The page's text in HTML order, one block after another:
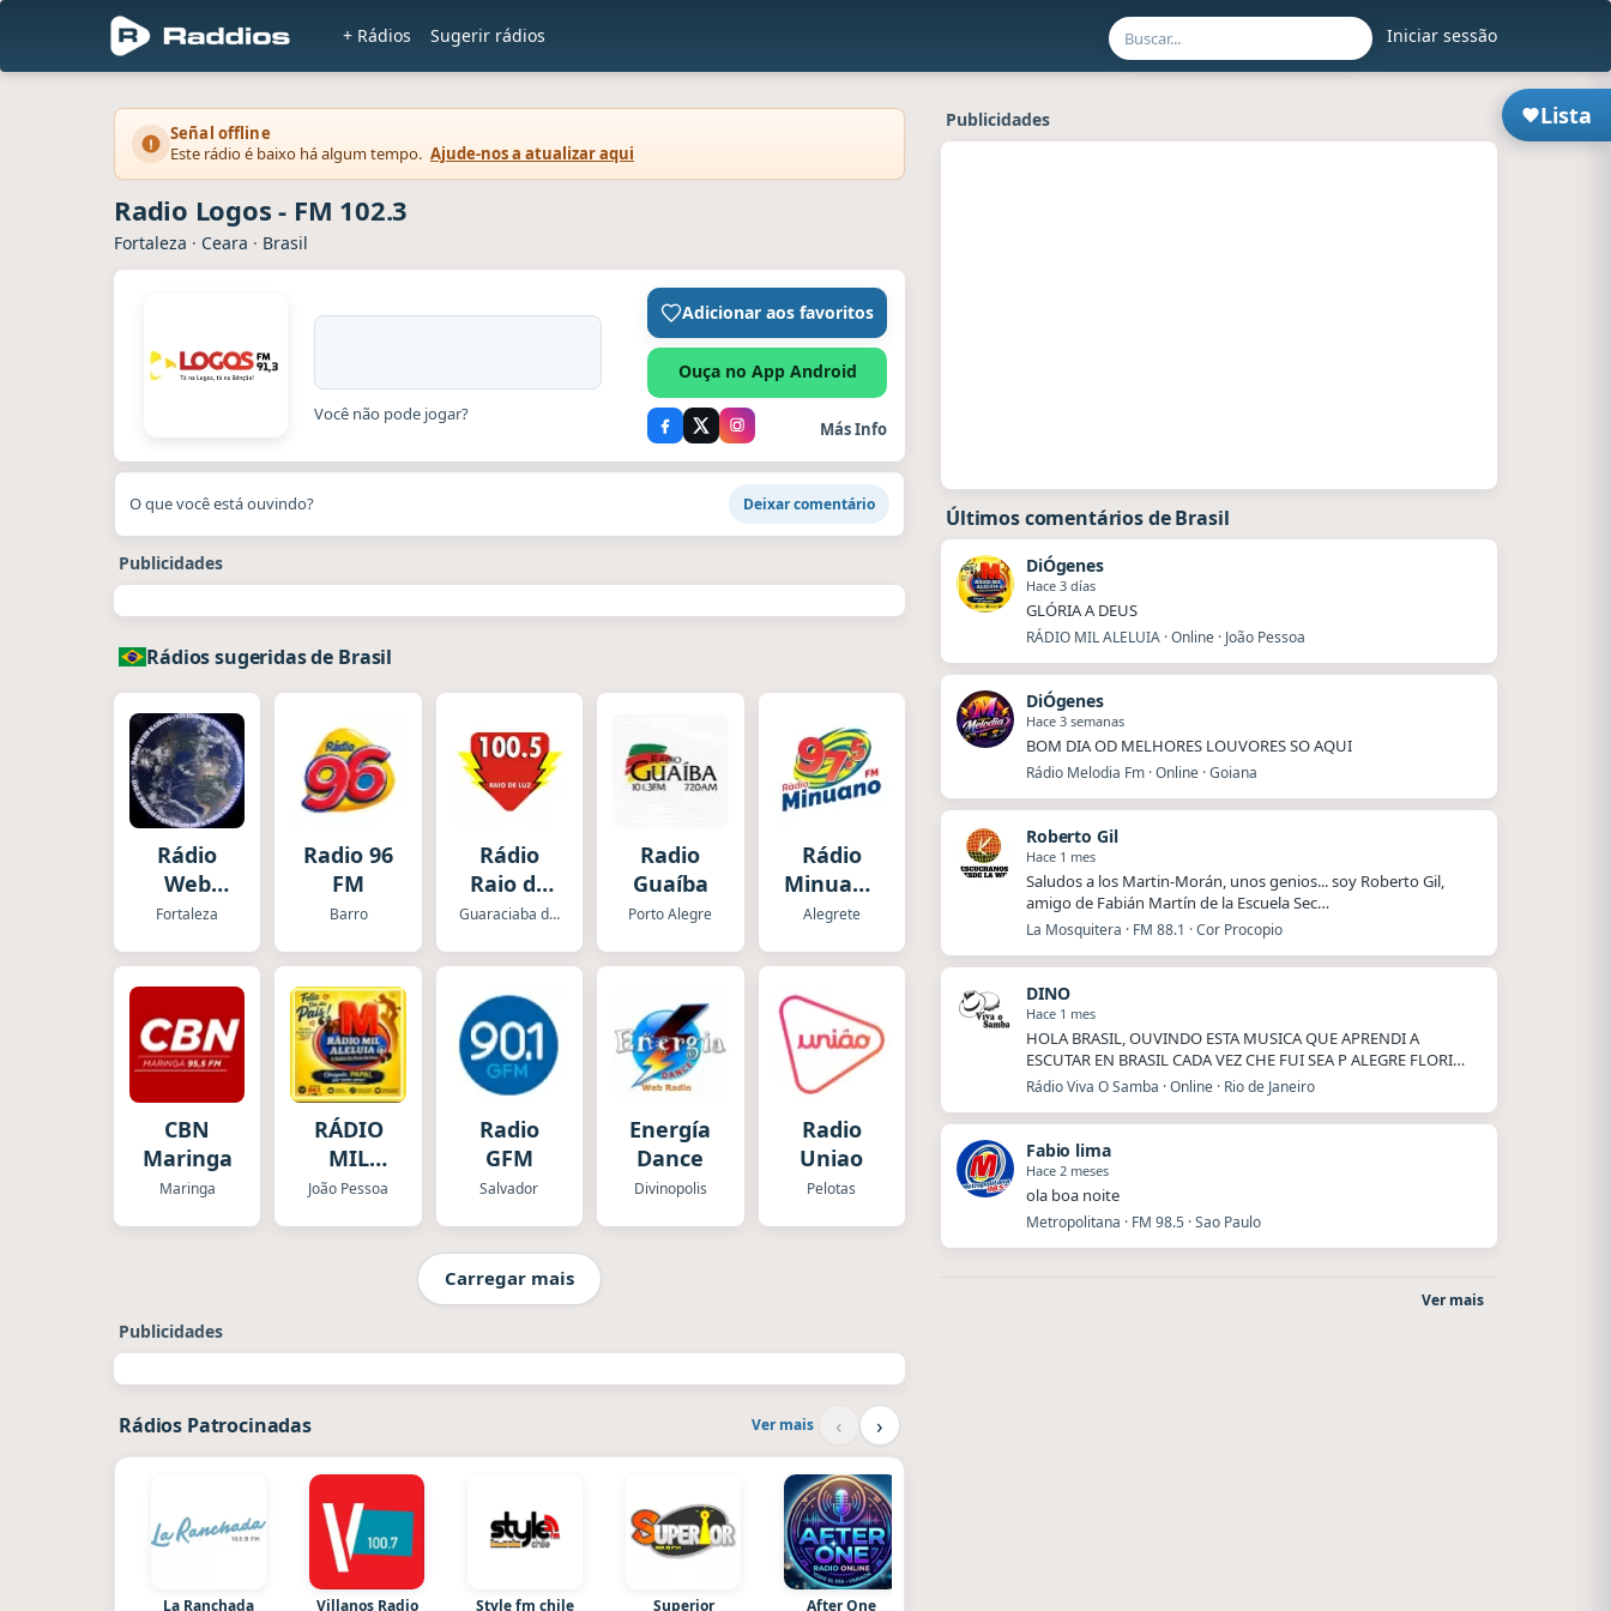
Iniciar sessão
+ Rádios Sugerir rádios
Lista
Señal offline
Este rádio é baixo há algum tempo. Ajude-nos a atualizar aqui
Radio Logos - FM 102.3
Fortaleza · Ceara · Brasil
Você não pode jogar?
Adicionar aos favoritos
Ouça no App Android
Más Info
O que você está ouvindo? Deixar comentário
Publicidades
Rádios sugeridas de Brasil
Rádio
Web
Kairós
Fortaleza
Radio 96
FM
Barro
Rádio
Raio de
Luz
Guaraciaba do Norte
Radio
Guaíba
Porto Alegre
Rádio
Minuano
FM
Alegrete
CBN
Maringa
Maringa
RÁDIO
MIL
ALELUIA
João Pessoa
Radio
GFM
Salvador
Energía
Dance
Divinopolis
Radio
Uniao
Pelotas
Carregar mais
Publicidades
Rádios Patrocinadas Ver mais ‹ ›
La Ranchada Villanos Radio Style fm chile Superior After One
Publicidades
Últimos comentários de Brasil
DiÓgenes
Hace 3 días
GLÓRIA A DEUS
RÁDIO MIL ALELUIA · Online · João Pessoa
DiÓgenes
Hace 3 semanas
BOM DIA OD MELHORES LOUVORES SO AQUI
Rádio Melodia Fm · Online · Goiana
Roberto Gil
Hace 1 mes
Saludos a los Martin-Morán, unos genios... soy Roberto Gil,
amigo de Fabián Martín de la Escuela Sec…
La Mosquitera · FM 88.1 · Cor Procopio
DINO
Hace 1 mes
HOLA BRASIL, OUVINDO ESTA MUSICA QUE APRENDI A
ESCUTAR EN BRASIL CADA VEZ CHE FUI SEA P ALEGRE FLORI…
Rádio Viva O Samba · Online · Rio de Janeiro
Fabio lima
Hace 2 meses
ola boa noite
Metropolitana · FM 98.5 · Sao Paulo
Ver mais